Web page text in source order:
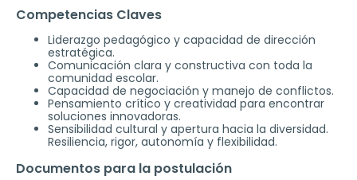
Competencias Claves
Liderazgo pedagógico y capacidad de dirección
estratégica.
Comunicación clara y constructiva con toda la
comunidad escolar.
Capacidad de negociación y manejo de conflictos.
Pensamiento crítico y creatividad para encontrar
soluciones innovadoras.
Sensibilidad cultural y apertura hacia la diversidad.
Resiliencia, rigor, autonomía y flexibilidad.
Documentos para la postulación